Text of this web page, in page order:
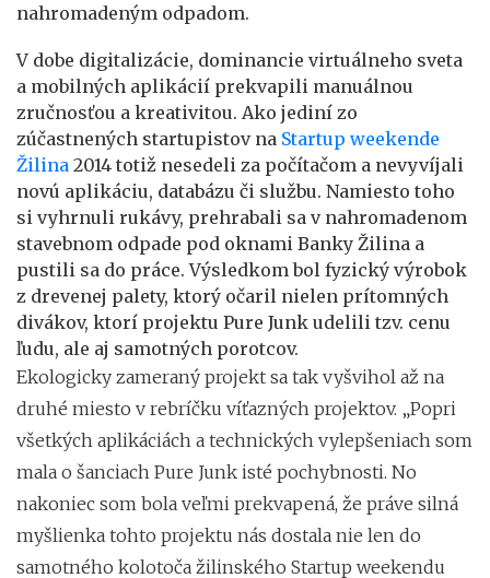
nahromadeným odpadom.
V dobe digitalizácie, dominancie virtuálneho sveta
a mobilných aplikácií prekvapili manuálnou
zručnosťou a kreativitou. Ako jediní zo
zúčastnených startupistov na Startup weekende
Žilina 2014 totiž nesedeli za počítačom a nevyvíjali
novú aplikáciu, databázu či službu. Namiesto toho
si vyhrnuli rukávy, prehrabali sa v nahromadenom
stavebnom odpade pod oknami Banky Žilina a
pustili sa do práce. Výsledkom bol fyzický výrobok
z drevenej palety, ktorý očaril nielen prítomných
divákov, ktorí projektu Pure Junk udelili tzv. cenu
ľudu, ale aj samotných porotcov.
Ekologicky zameraný projekt sa tak vyšvihol až na
druhé miesto v rebríčku víťazných projektov. „Popri
všetkých aplikáciách a technických vylepšeniach som
mala o šanciach Pure Junk isté pochybnosti. No
nakoniec som bola veľmi prekvapená, že práve silná
myšlienka tohto projektu nás dostala nie len do
samotného kolotoča žilinského Startup weekendu